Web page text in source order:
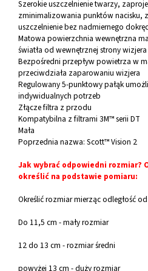
Szerokie uszczelnienie twarzy,
zminimalizowania punktów nacisku,
uszczelnienie bez nadmiernego
Matowa powierzchnia wewnętrzna
światła od wewnętrznej strony wizjera
Bezpośredni przepływ powietrza w
przeciwdziała zaparowaniu wizjera
Regulowany 5-punktowy pałąk
indywidualnych potrzeb
Złącze filtra z przodu
Kompatybilna z filtrami 3M™ serii DT
Mała
Poprzednia nazwa: Scott™ Vision 2
Jak wybrać odpowiedni rozmiar?
określić na podstawie pomiaru:
Określić rozmiar mierząc odległość
Do 11,5 cm - mały rozmiar
12 do 13 cm - rozmiar średni
powyżej 13 cm - duży rozmiar